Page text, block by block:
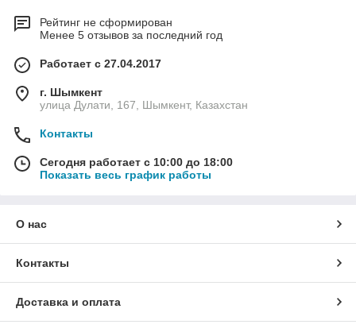
Рейтинг не сформирован
Менее 5 отзывов за последний год
Работает с 27.04.2017
г. Шымкент
улица Дулати, 167, Шымкент, Казахстан
Контакты
Сегодня работает с 10:00 до 18:00
Показать весь график работы
О нас
Контакты
Доставка и оплата